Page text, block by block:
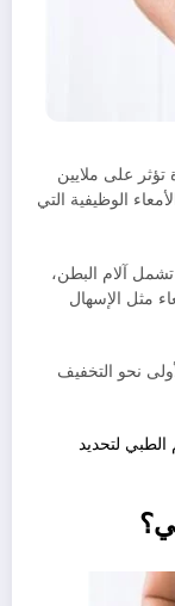
على ملايين
الوظيفية التي
آلام البطن،
مثل الإسهال
نحو التخفيف
لتحديد